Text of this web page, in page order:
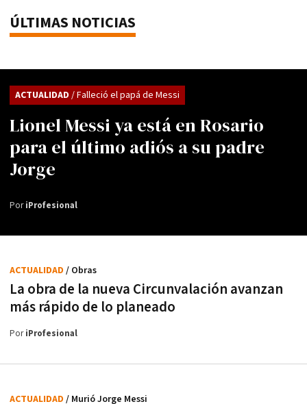
ÚLTIMAS NOTICIAS
Lionel Messi ya está en Rosario
para el último adiós a su padre
Jorge
ACTUALIDAD / Falleció el papá de Messi
PoriProfesional
La obra de la nueva Circunvalación avanzan
más rápido de lo planeado
ACTUALIDAD / Obras
PoriProfesional
ACTUALIDAD / Murió Jorge Messi